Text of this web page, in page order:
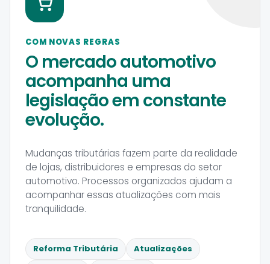
COM NOVAS REGRAS
O mercado automotivo
acompanha uma
legislação em constante
evolução.
Mudanças tributárias fazem parte da realidade
de lojas, distribuidores e empresas do setor
automotivo. Processos organizados ajudam a
acompanhar essas atualizações com mais
tranquilidade.
Reforma Tributária
Atualizações